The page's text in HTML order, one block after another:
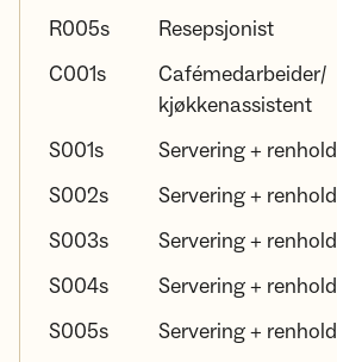
R005s
Resepsjonist
C001s
Cafémedarbeider/
kjøkkenassistent
S001s Servering + renhold
S002s
Servering + renhold
S003s
Servering + renhold
S004s
Servering + renhold
S005s
Servering + renhold